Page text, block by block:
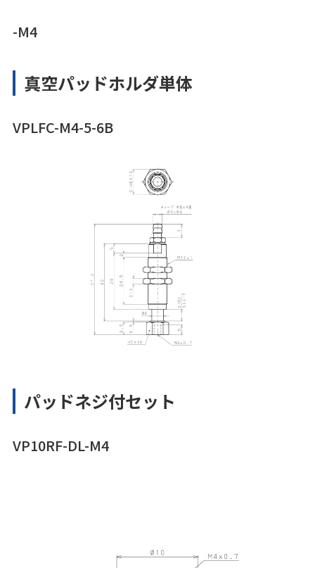
-M4
真空パッドホルダ単体
VPLFC-M4-5-6B
パッドネジ付セット
VP10RF-DL-M4